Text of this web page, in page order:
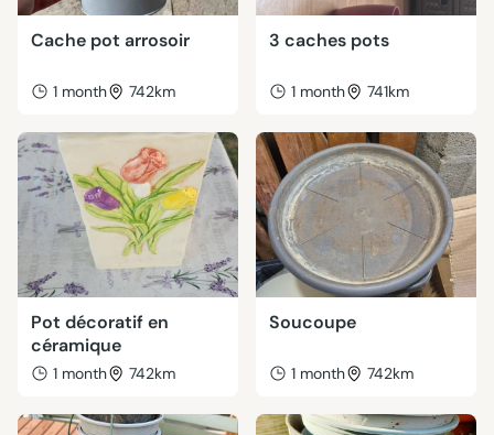
Cache pot arrosoir
1 month 742km
3 caches pots
1 month 741km
Pot décoratif en
céramique
1 month 742km
Soucoupe
1 month 742km